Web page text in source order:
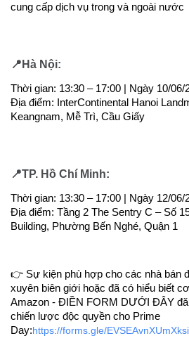
cung cấp dịch vụ trong và ngoài nước
📍Hà Nội:
Thời gian: 13:30 – 17:00 | Ngày 10/06/
Địa điểm: InterContinental Hanoi
Keangnam, Mễ Trì, Cầu Giấy
📍TP. Hồ Chí Minh:
Thời gian: 13:30 – 17:00 | Ngày 12/06/
Địa điểm: Tầng 2 The Sentry C – Số
Building, Phường Bến Nghé, Quận 1
👉 Sự kiện phù hợp cho các nhà bán
xuyên biên giới hoặc đã có hiểu biết
Amazon - ĐIỀN FORM DƯỚI ĐÂY
chiến lược độc quyền cho Prime
Day:https://forms.gle/